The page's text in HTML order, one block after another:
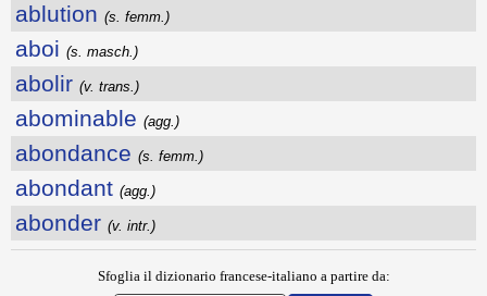
ablution (s. femm.)
aboi (s. masch.)
abolir (v. trans.)
abominable (agg.)
abondance (s. femm.)
abondant (agg.)
abonder (v. intr.)
Sfoglia il dizionario francese-italiano a partire da: